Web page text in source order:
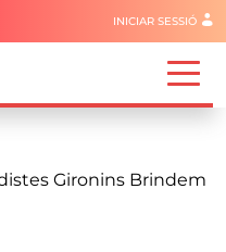
Menú del
INICIAR SESSIÓ
Gironins Brindem